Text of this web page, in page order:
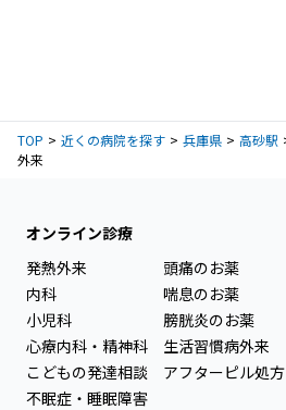
TOP 近くの病院を探す 兵庫県 高砂駅
外来
オンライン診療
発熱外来
内科
小児科
心療内科・精神科
こどもの発達相談
不眠症・睡眠障害
頭痛のお薬
喘息のお薬
膀胱炎のお薬
生活習慣病外来
アフターピル処方